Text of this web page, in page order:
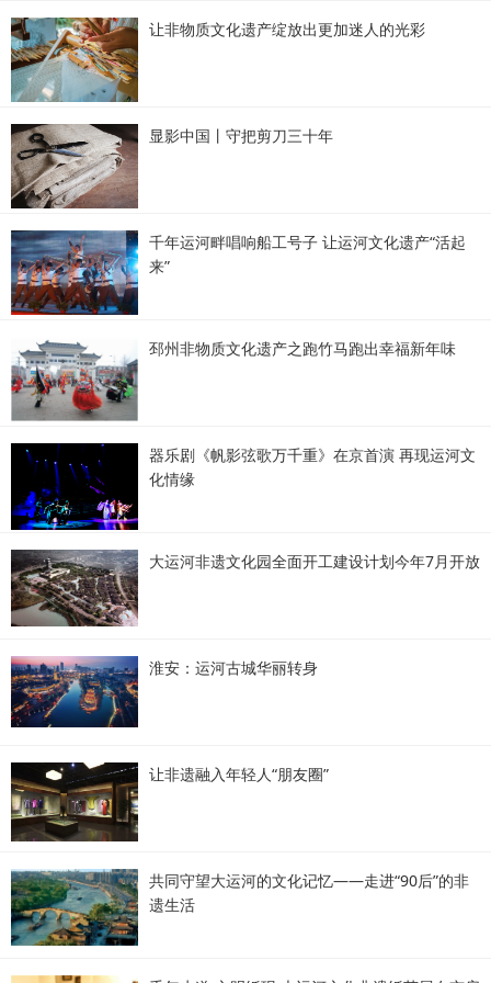
让非物质文化遗产绽放出更加迷人的光彩
显影中国丨守把剪刀三十年
千年运河畔唱响船工号子 让运河文化遗产“活起
来”
邳州非物质文化遗产之跑竹马跑出幸福新年味
器乐剧《帆影弦歌万千重》在京首演 再现运河文
化情缘
大运河非遗文化园全面开工建设计划今年7月开放
淮安：运河古城华丽转身
让非遗融入年轻人“朋友圈”
共同守望大运河的文化记忆——走进“90后”的非
遗生活